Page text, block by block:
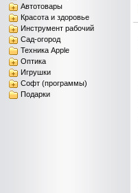
Автотовары
Красота и здоровье
Инструмент рабочий
Сад-огород
Техника Apple
Оптика
Игрушки
Софт (программы)
Подарки